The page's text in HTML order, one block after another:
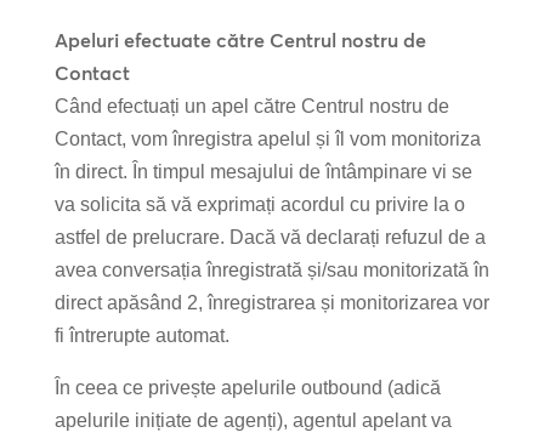
Apeluri efectuate către Centrul nostru de
Contact
Când efectuați un apel către Centrul nostru de
Contact, vom înregistra apelul și îl vom monitoriza
în direct. În timpul mesajului de întâmpinare vi se
va solicita să vă exprimați acordul cu privire la o
astfel de prelucrare. Dacă vă declarați refuzul de a
avea conversația înregistrată și/sau monitorizată în
direct apăsând 2, înregistrarea și monitorizarea vor
fi întrerupte automat.
În ceea ce privește apelurile outbound (adică
apelurile inițiate de agenți), agentul apelant va